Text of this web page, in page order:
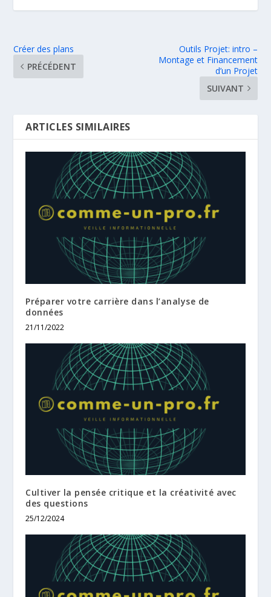
Créer des plans
PRÉCÉDENT
Outils Projet: intro –
Montage et Financement
d’un Projet
SUIVANT
ARTICLES SIMILAIRES
Préparer votre carrière dans l’analyse de
données
21/11/2022
Cultiver la pensée critique et la créativité avec
des questions
25/12/2024